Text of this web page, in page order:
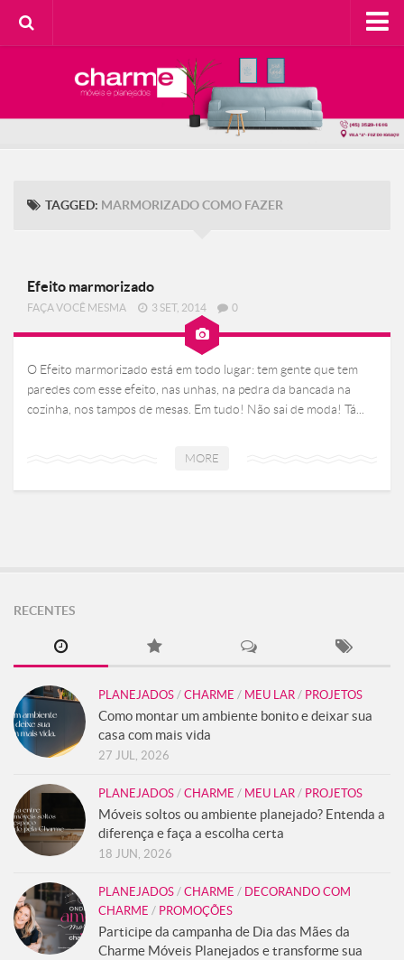
SOBRE A CHARME
Faça Você Mesma
Meu Lar
Na Cozinha
Contato
TAGGED: MARMORIZADO COMO FAZER
Efeito marmorizado
FAÇA VOCÊ MESMA 3 SET, 2014 0
O Efeito marmorizado está em todo lugar: tem gente que tem
paredes com esse efeito, nas unhas, na pedra da bancada na
cozinha, nos tampos de mesas. Em tudo! Não sai de moda! Tá...
MORE
RECENTES
PLANEJADOS / CHARME / MEU LAR / PROJETOS
Como montar um ambiente bonito e deixar sua
casa com mais vida
27 JUL, 2026
PLANEJADOS / CHARME / MEU LAR / PROJETOS
Móveis soltos ou ambiente planejado? Entenda a
diferença e faça a escolha certa
18 JUN, 2026
PLANEJADOS / CHARME / DECORANDO COM
CHARME / PROMOÇÕES
Participe da campanha de Dia das Mães da
Charme Móveis Planejados e transforme sua